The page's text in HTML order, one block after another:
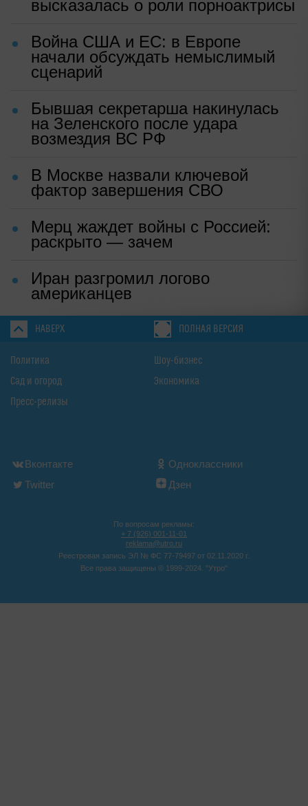
высказалась о роли порноактрисы
Война США и ЕС: в Европе
начали обсуждать немыслимый
сценарий
Бывшая секретарша накинулась
на Зеленского после удара
возмездия ВС РФ
В Москве назвали ключевой
фактор завершения СВО
Мерц жаждет войны с Россией:
раскрыто — зачем
Иран разгромил логово
американцев
НАВЕРХ ПОЛНАЯ ВЕРСИЯ
Политика
Сад и огород
Пресс-релизы
Шоу-бизнес
Экономика
Вконтакте
Одноклассники
Twitter
Дзен
По вопросам рекламы:
+ 7 (926) 001-11-01
reklama@utro.ru
Реестровая запись ЭЛ № ФС 77-79497 от 02.11.2020 г.
Все права защищены © 1999-2024. "Утро"